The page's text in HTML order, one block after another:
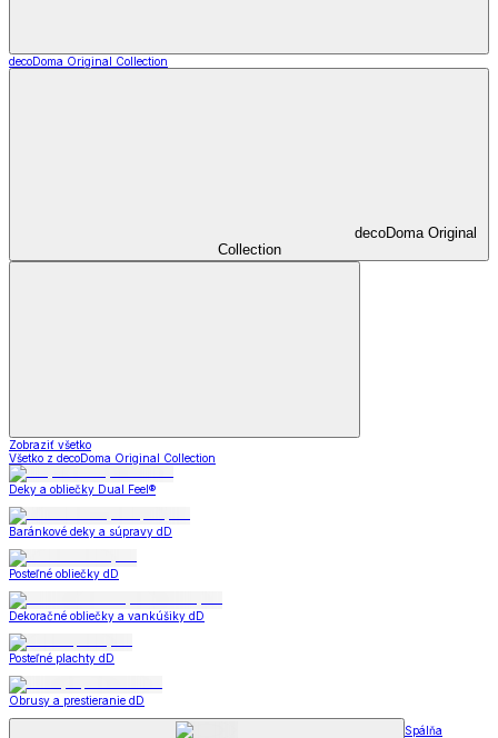
decoDoma Original Collection
decoDoma Original
Collection
Zobraziť všetko
Všetko z decoDoma Original Collection
Deky a obliečky Dual Feel®
Baránkové deky a súpravy dD
Posteľné obliečky dD
Dekoračné obliečky a vankúšiky dD
Posteľné plachty dD
Obrusy a prestieranie dD
Spálňa